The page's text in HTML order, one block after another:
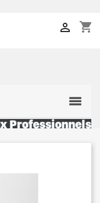
shopping_cart
